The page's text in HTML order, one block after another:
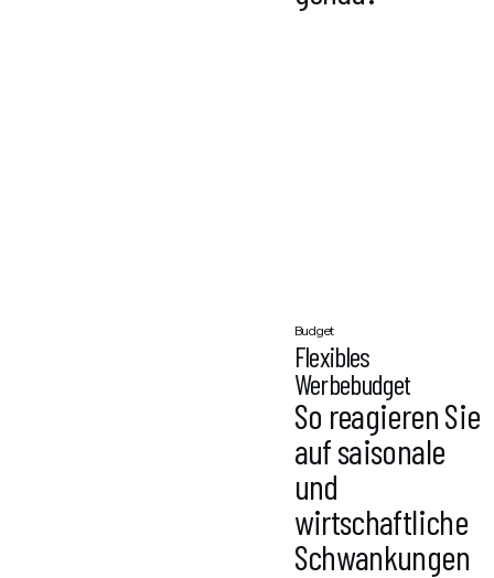
Budget
Flexibles
Werbebudget
So reagieren Sie
auf saisonale
und
wirtschaftliche
Schwankungen